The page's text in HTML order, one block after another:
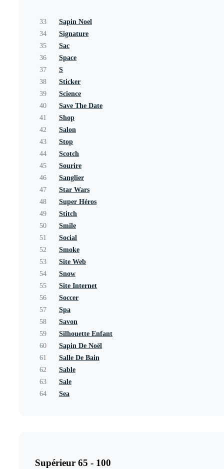
33
Sapin Noel
34
Signature
35
Sac
36
Space
37
S
38
Sticker
39
Science
40
Save The Date
41
Shop
42
Salon
43
Stop
44
Scotch
45
Sourire
46
Sanglier
47
Star Wars
48
Super Héros
49
Stitch
50
Smile
51
Social
52
Smoke
53
Site Web
54
Snow
55
Site Internet
56
Soccer
57
Spa
58
Savon
59
Silhouette Enfant
60
Sapin De Noël
61
Salle De Bain
62
Sable
63
Sale
64
Sea
Supérieur 65 - 100